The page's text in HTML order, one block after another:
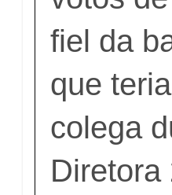
fiel da
que
colega
Diretora